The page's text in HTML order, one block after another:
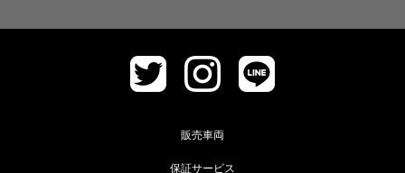
販売車両
保証サービス